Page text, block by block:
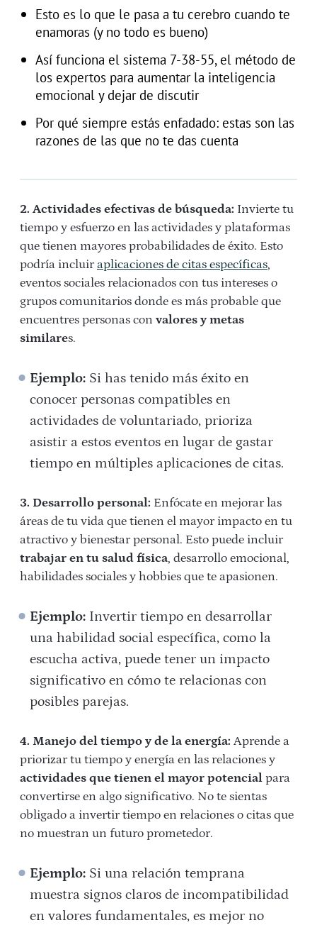
Esto es lo que le pasa a tu cerebro cuando te
enamoras (y no todo es bueno)
Así funciona el sistema 7-38-55, el método de
los expertos para aumentar la inteligencia
emocional y dejar de discutir
Por qué siempre estás enfadado: estas son las
razones de las que no te das cuenta
2. Actividades efectivas de búsqueda: Invierte tu
tiempo y esfuerzo en las actividades y plataformas
que tienen mayores probabilidades de éxito. Esto
podría incluiraplicaciones de citas específicas,
eventos sociales relacionados con tus intereses o
grupos comunitarios donde es más probable que
encuentres personas con valores y metas
similares.
Ejemplo: Si has tenido más éxito en
conocer personas compatibles en
actividades de voluntariado, prioriza
asistir a estos eventos en lugar de gastar
tiempo en múltiples aplicaciones de citas.
3. Desarrollo personal: Enfócate en mejorar las
áreas de tu vida que tienen el mayor impacto en tu
atractivo y bienestar personal. Esto puede incluir
trabajar en tu salud física, desarrollo emocional,
habilidades sociales y hobbies que te apasionen.
Ejemplo: Invertir tiempo en desarrollar
una habilidad social específica, como la
escucha activa, puede tener un impacto
significativo en cómo te relacionas con
posibles parejas.
4. Manejo del tiempo y de la energía: Aprende a
priorizar tu tiempo y energía en las relaciones y
actividades que tienen el mayor potencial para
convertirse en algo significativo. No te sientas
obligado a invertir tiempo en relaciones o citas que
no muestran un futuro prometedor.
Ejemplo: Si una relación temprana
muestra signos claros de incompatibilidad
en valores fundamentales, es mejor no